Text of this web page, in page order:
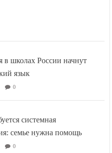
в школах России начнут
язык
0
системная
семье нужна помощь
0